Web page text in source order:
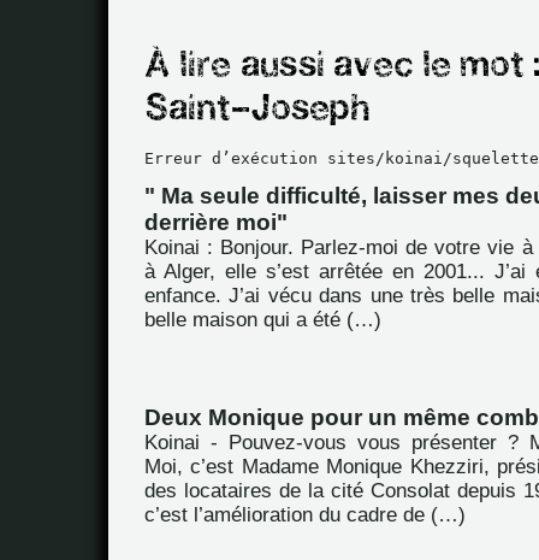
Erreur d’exécution sites/koinai/
" Ma seule difficulté, laisser mes
derrière moi"
Koinai : Bonjour. Parlez-moi de votre vie
à Alger, elle s’est arrêtée en 2001... J’ai
enfance. J’ai vécu dans une très belle
belle maison qui a été (…)
Deux Monique pour un même
Koinai - Pouvez-vous vous présenter ?
Moi, c’est Madame Monique Khezziri,
des locataires de la cité Consolat depuis
c’est l’amélioration du cadre de (…)